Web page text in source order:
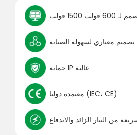
تصميم معياري لسهولة الصيانة
حماية IP عالية
معتمدة دوليا (IEC، CE)
من التيار الزائد والاندفاع